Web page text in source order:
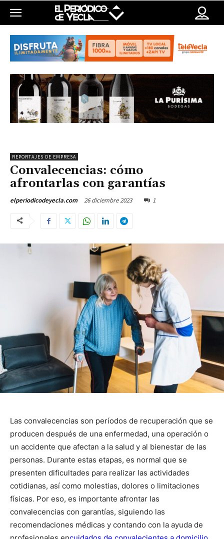
REPORTAJES DE EMPRESA
Convalecencias: cómo
afrontarlas con garantías
elperiodicodeyecla.com 26 diciembre 2023 1
Las convalecencias son períodos de recuperación que se
producen después de una enfermedad, una operación o
un accidente que afectan a la salud y al bienestar de las
personas. Durante estas etapas, es normal que se
presenten dificultades para realizar las actividades
cotidianas, así como molestias, dolores o limitaciones
físicas. Por eso, es importante afrontar las
convalecencias con garantías, siguiendo las
recomendaciones médicas y contando con la ayuda de